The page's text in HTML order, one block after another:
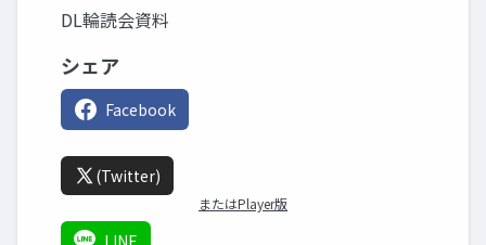
DL輪読会資料
シェア
Facebook
(Twitter)
またはPlayer版
LINE